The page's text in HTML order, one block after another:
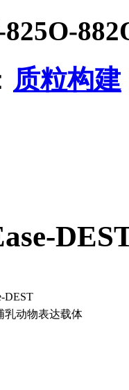
质粒构建
DEST
乳动物表达载体